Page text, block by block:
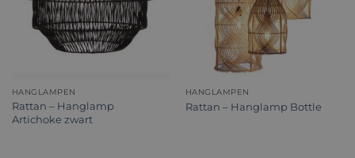
HANGLAMPEN
Rattan – Hanglamp
Artichoke zwart
HANGLAMPEN
Rattan – Hanglamp Bottle